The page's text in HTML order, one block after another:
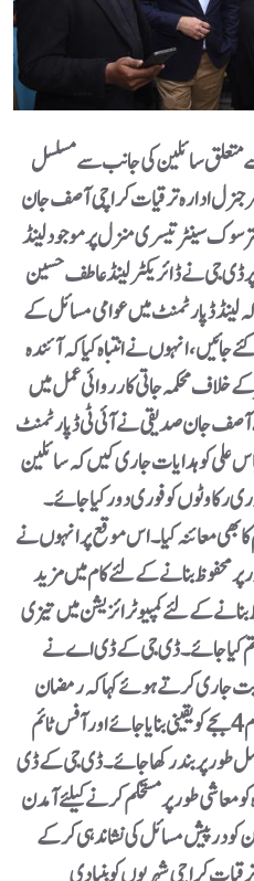
متعلق سائلین کی جانب سے مسلسل
ادارہ ترقیات کراچی آصف جان
سینٹر تیسری منزل پر موجود لینڈ
ڈی جی نے ڈائریکٹر لینڈ عاطف حسین
لینڈ ڈپارٹمنٹ میں عوامی مسائل کے
جائیں،انہوں نے انتباہ کیا کہ آئندہ
خلاف محکمہ جاتی کارروائی عمل میں
جان صدیقی نے آئی ٹی ڈپارٹمنٹ
علی کو ہدایات جاری کیں کہ سائلین
رکاوٹوں کو فوری دور کیا جائے۔
بھی معائنہ کیا۔اس موقع پر انہوں نے
پر محفوظ بنانے کے لئے کام میں مزید
کے لئے کمپیوٹرائزیشن میں تیزی
کیا جائے۔ ڈی جی کے ڈی اے نے
جاری کرتے ہوئے کہا کہ رمضان
المبارک میں آفس ٹائمنگ صبح10 تا شام 4 بجے کو یقینی بنایا جائے اور آفس ٹائم
طور پر بند رکھا جائے۔ڈی جی کے ڈی
طور پر مستحکم کرنے کیلئے آمدن
کو درپیش مسائل کی نشاندہی کرکے